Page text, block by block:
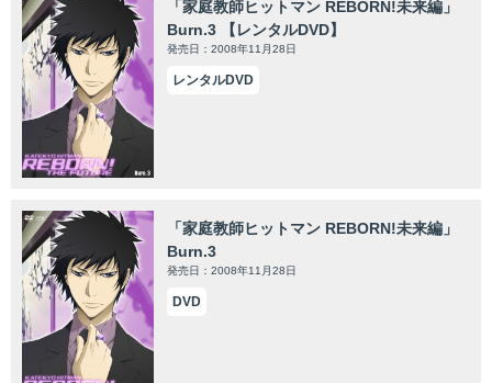
「家庭教師ヒットマン REBORN!未来編」
Burn.3 【レンタルDVD】
発売日：2008年11月28日
レンタルDVD
「家庭教師ヒットマン REBORN!未来編」
Burn.3
発売日：2008年11月28日
DVD